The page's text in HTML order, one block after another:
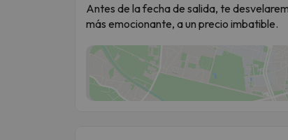
Antes de la fecha de salida, te
más emocionante, a un precio imbatible.